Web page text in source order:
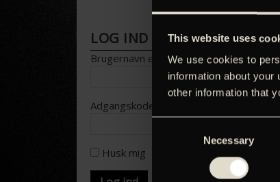
This website uses
We use cookies to
information about
other information that
Necessary
LOG IND FOR AT HENTE
Brugernavn eller e-mailadresse
Adgangskode
Husk mig